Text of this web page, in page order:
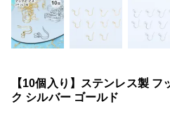
【10個入り】ステンレス製
ク シルバー ゴールド